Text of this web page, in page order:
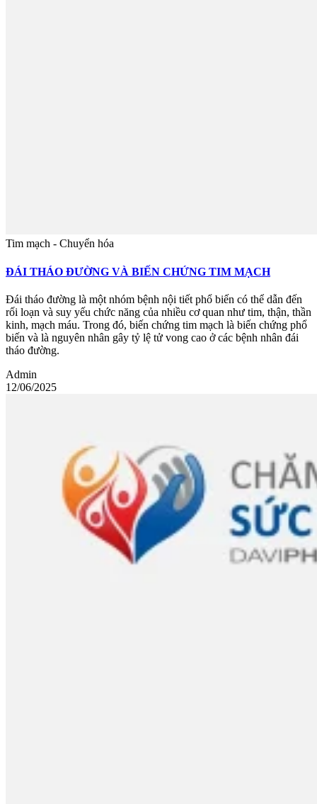
Tim mạch - Chuyển hóa
ĐÁI THÁO ĐƯỜNG VÀ BIẾN CHỨNG TIM MẠCH
Đái tháo đường là một nhóm bệnh nội tiết phổ biến có thể dẫn đến
rối loạn và suy yếu chức năng của nhiều cơ quan như tim, thận, thần
kinh, mạch máu. Trong đó, biến chứng tim mạch là biến chứng phổ
biến và là nguyên nhân gây tỷ lệ tử vong cao ở các bệnh nhân đái
tháo đường.
Admin
12/06/2025